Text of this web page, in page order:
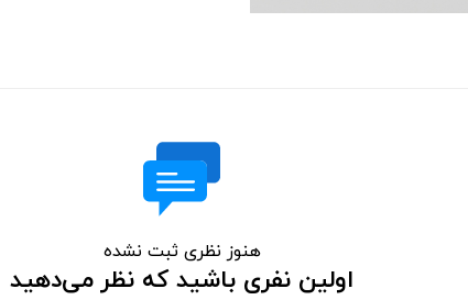
هنوز نظری ثبت نشده
اولین نفری باشید که نظر می‌دهید